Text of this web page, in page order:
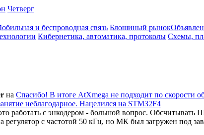
Четверг
и беспроводная связь Блошиный рынок
Кибернетика, автоматика, протоколы Схемы,
на Спасибо! В итоге AtXmega не подходит по скорости
неблагодарное. Нацелился на STM32F4
работать с энкодером - большой вопрос.
с частотой 50 кГц, но МК был загружен под